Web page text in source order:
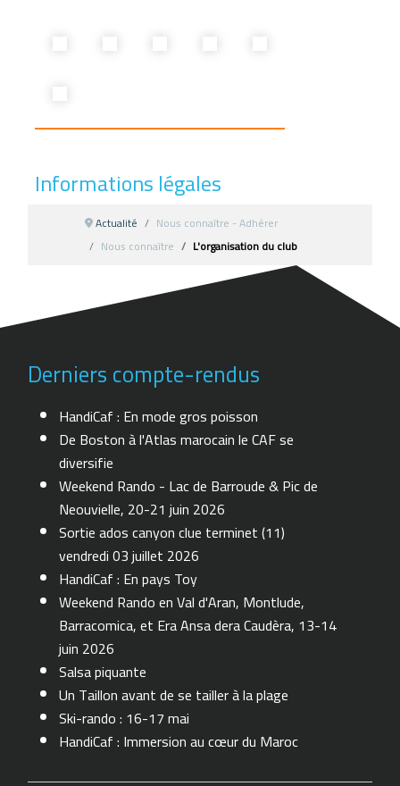
Informations légales
Actualité
Nous connaître - Adhérer
Nous connaître
L'organisation du club
Derniers compte-rendus
HandiCaf : En mode gros poisson
De Boston à l'Atlas marocain le CAF se
diversifie
Weekend Rando - Lac de Barroude & Pic de
Neouvielle, 20-21 juin 2026
Sortie ados canyon clue terminet (11)
vendredi 03 juillet 2026
HandiCaf : En pays Toy
Weekend Rando en Val d'Aran, Montlude,
Barracomica, et Era Ansa dera Caudèra, 13-14
juin 2026
Salsa piquante
Un Taillon avant de se tailler à la plage
Ski-rando : 16-17 mai
HandiCaf : Immersion au cœur du Maroc